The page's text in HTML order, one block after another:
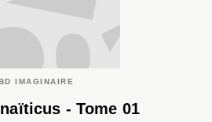
IMAGINAIRE
- Tome 01